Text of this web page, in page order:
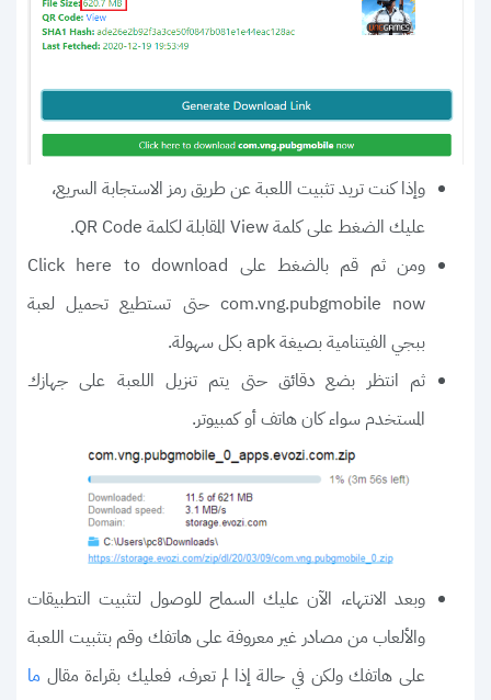
وإذا كنت تريد تثبيت اللعبة عن طريق رمز الاستجابة السريع،
عليك الضغط على كلمة View المقابلة لكلمة QR Code.
ومن ثم قم بالضغط على Click here to download
com.vng.pubgmobile now حتى تستطيع تحميل لعبة
ببجي الفيتنامية بصيغة apk بكل سهولة.
ثم انتظر بضع دقائق حتى يتم تنزيل اللعبة على جهازك
المستخدم سواء كان هاتف أو كمبيوتر.
وبعد الانتهاء، الآن عليك السماح للوصول لتثبيت التطبيقات
والألعاب من مصادر غير معروفة على هاتفك وقم بتثبيت اللعبة
على هاتفك ولكن في حالة إذا لم تعرف، فعليك بقراءة مقال ما